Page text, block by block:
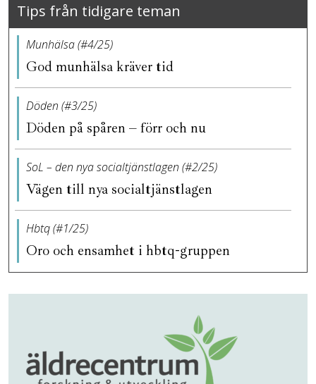
Tips från tidigare teman
Munhälsa (#4/25)
God munhälsa kräver tid
Döden (#3/25)
Döden på spåren – förr och nu
SoL – den nya socialtjänstlagen (#2/25)
Vägen till nya socialtjänstlagen
Hbtq (#1/25)
Oro och ensamhet i hbtq-gruppen